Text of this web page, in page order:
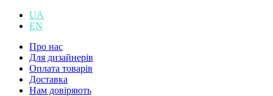
UA
EN
Про нас
Для дизайнерів
Оплата товарів
Доставка
Нам довіряють